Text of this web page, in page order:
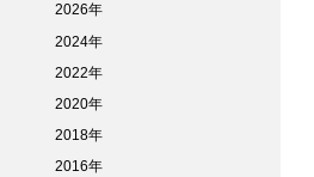
2026年
2024年
2022年
2020年
2018年
2016年